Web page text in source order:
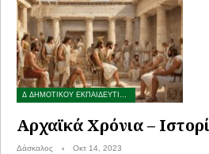
Δ ΔΗΜΟΤΙΚΟΥ ΕΚΠΑΙΔΕΥΤΙΚΟ ΥΛΙΚΟ
Αρχαϊκά Χρόνια –
Δάσκαλος Οκτ 14, 2023